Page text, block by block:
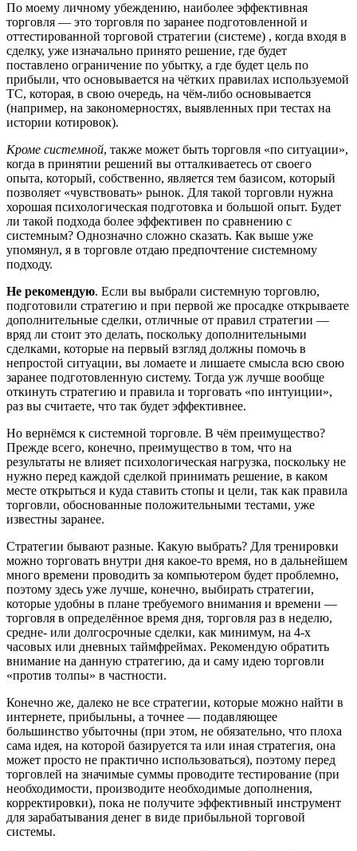
По моему личному убеждению, наиболее эффективная
торговля — это торговля по заранее подготовленной и
оттестированной торговой стратегии (системе) , когда входя в
сделку, уже изначально принято решение, где будет
поставлено ограничение по убытку, а где будет цель по
прибыли, что основывается на чётких правилах используемой
ТС, которая, в свою очередь, на чём-либо основывается
(например, на закономерностях, выявленных при тестах на
истории котировок).
Кроме системной, также может быть торговля «по ситуации»,
когда в принятии решений вы отталкиваетесь от своего
опыта, который, собственно, является тем базисом, который
позволяет «чувствовать» рынок. Для такой торговли нужна
хорошая психологическая подготовка и большой опыт. Будет
ли такой подхода более эффективен по сравнению с
системным? Однозначно сложно сказать. Как выше уже
упомянул, я в торговле отдаю предпочтение системному
подходу.
Не рекомендую. Если вы выбрали системную торговлю,
подготовили стратегию и при первой же просадке открываете
дополнительные сделки, отличные от правил стратегии —
вряд ли стоит это делать, поскольку дополнительными
сделками, которые на первый взгляд должны помочь в
непростой ситуации, вы ломаете и лишаете смысла всю свою
заранее подготовленную систему. Тогда уж лучше вообще
откинуть стратегию и правила и торговать «по интуиции»,
раз вы считаете, что так будет эффективнее.
Но вернёмся к системной торговле. В чём преимущество?
Прежде всего, конечно, преимущество в том, что на
результаты не влияет психологическая нагрузка, поскольку не
нужно перед каждой сделкой принимать решение, в каком
месте открыться и куда ставить стопы и цели, так как правила
торговли, обоснованные положительными тестами, уже
известны заранее.
Стратегии бывают разные. Какую выбрать? Для тренировки
можно торговать внутри дня какое-то время, но в дальнейшем
много времени проводить за компьютером будет проблемно,
поэтому здесь уже лучше, конечно, выбирать стратегии,
которые удобны в плане требуемого внимания и времени —
торговля в определённое время дня, торговля раз в неделю,
средне- или долгосрочные сделки, как минимум, на 4-х
часовых или дневных таймфреймах. Рекомендую обратить
внимание на данную стратегию, да и саму идею торговли
«против толпы» в частности.
Конечно же, далеко не все стратегии, которые можно найти в
интернете, прибыльны, а точнее — подавляющее
большинство убыточны (при этом, не обязательно, что плоха
сама идея, на которой базируется та или иная стратегия, она
может просто не практично использоваться), поэтому перед
торговлей на значимые суммы проводите тестирование (при
необходимости, производите необходимые дополнения,
корректировки), пока не получите эффективный инструмент
для зарабатывания денег в виде прибыльной торговой
системы.